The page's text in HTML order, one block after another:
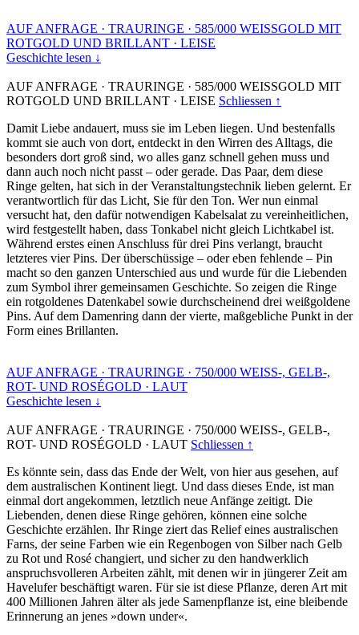
AUF ANFRAGE · TRAURINGE · 585/000 WEISSGOLD MIT
ROTGOLD UND BRILLANT · LEISE
Geschichte lesen ↓
AUF ANFRAGE · TRAURINGE · 585/000 WEISSGOLD MIT
ROTGOLD UND BRILLANT · LEISE Schliessen ↑
Damit Liebe andauert, muss sie im Leben liegen. Und bestenfalls
kommt sie auch von dort, entdeckt in den Wirren des Alltags, die
besonders dort groß sind, wo alles ganz schnell gehen muss und
dann auch noch nicht passt – oder gerade. Das Paar, dem diese
Ringe gelten, hat sich in der Veranstaltungstechnik lieben gelernt. Er
verantwortlich für das Licht, Sie für den Ton. Wer nun einmal
versucht hat, den dafür notwendigen Kabelsalat zu vereinheitlichen,
wird festgestellt haben, dass Tonkabel nicht gleich Lichtkabel ist.
Während erstes einen Anschluss für drei Pins verlangt, braucht
letzteres vier Pins. Der überschüssige – oder eben fehlende – Pin
macht so den ganzen Unterschied aus und wurde für die Liebenden
zum Symbol ihrer gemeinsamen Geschichte. So zeigen die Ringe
ein rotgoldenes Datenkabel sowie durchscheinend drei weißgoldene
Pins. Auf dem Damenring dann der vierte, maßgebliche Punkt in der
Form eines Brillanten.
AUF ANFRAGE · TRAURINGE · 750/000 WEISS-, GELB-,
ROT- UND ROSÉGOLD · LAUT
Geschichte lesen ↓
AUF ANFRAGE · TRAURINGE · 750/000 WEISS-, GELB-,
ROT- UND ROSÉGOLD · LAUT Schliessen ↑
Es könnte sein, dass das Ende der Welt, von hier aus gesehen, auf
dem australischen Kontinent liegt. Und dass dieses Ende, ist man
einmal dort angekommen, letztlich neue Anfänge zeitigt. Die
Liebenden, denen diese Ringe gehören, können eine solche
Geschichte erzählen. Ihr Ringe ziert das Relief eines australischen
Farns, der seine Farben wie ein Regenbogen von Silber nach Gelb
zu Rot und Rosé changiert, und sicher zu den handwerklich
anspruchsvolleren Arbeiten zählt, mit denen wir in jüngerer Zeit am
Havelufer beschäftigt waren. Für sie ist diese Pflanze, deren Art mit
400 Millionen Jahren älter als jede Samenpflanze ist, eine bleibende
Erinnerung an jenes »down under«.